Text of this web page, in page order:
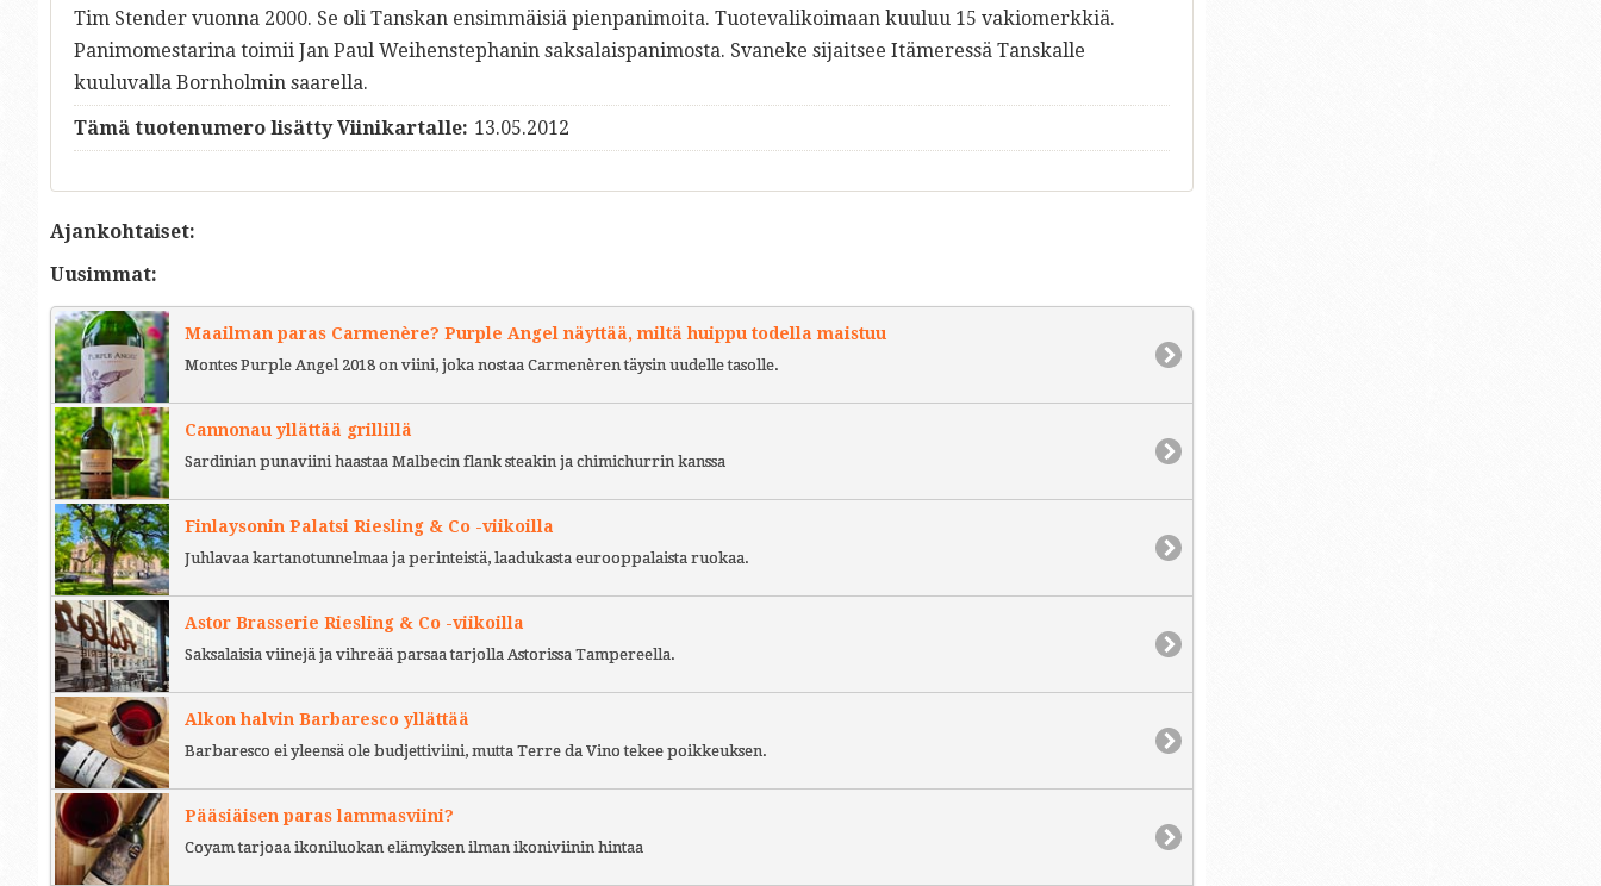
Tim Stender vuonna 2000. Se oli Tanskan ensimmäisiä pienpanimoita. Tuotevalikoimaan kuuluu 15 vakiomerkkiä.
Panimomestarina toimii Jan Paul Weihenstephanin saksalaispanimosta. Svaneke sijaitsee Itämeressä Tanskalle
kuuluvalla Bornholmin saarella.
Tämä tuotenumero lisätty Viinikartalle: 13.05.2012
Ajankohtaiset:
Uusimmat:
Maailman paras Carmenère? Purple Angel näyttää, miltä huippu todella maistuu
Montes Purple Angel 2018 on viini, joka nostaa Carmenèren täysin uudelle tasolle.
Cannonau yllättää grillillä
Sardinian punaviini haastaa Malbecin flank steakin ja chimichurrin kanssa
Finlaysonin Palatsi Riesling & Co -viikoilla
Juhlavaa kartanotunnelmaa ja perinteistä, laadukasta eurooppalaista ruokaa.
Astor Brasserie Riesling & Co -viikoilla
Saksalaisia viinejä ja vihreää parsaa tarjolla Astorissa Tampereella.
Alkon halvin Barbaresco yllättää
Barbaresco ei yleensä ole budjettiviini, mutta Terre da Vino tekee poikkeuksen.
Pääsiäisen paras lammasviini?
Coyam tarjoaa ikoniluokan elämyksen ilman ikoniviinin hintaa